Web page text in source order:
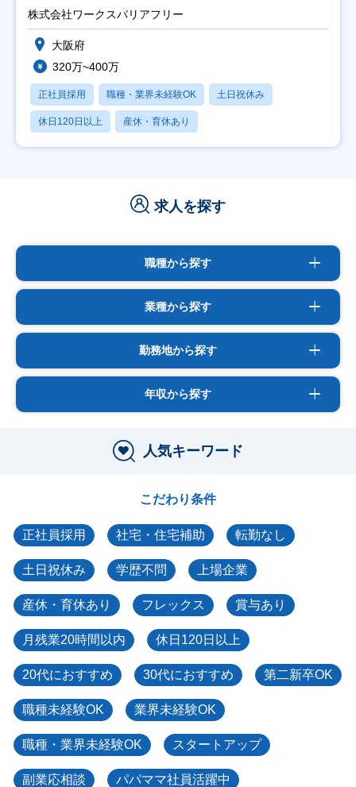
日祝】
株式会社ワークスバリアフリー
大阪府
320万~400万
正社員採用 職種・業界未経験OK 土日祝休み
休日120日以上 産休・育休あり
求人を探す
職種から探す
業種から探す
勤務地から探す
年収から探す
人気キーワード
こだわり条件
正社員採用 社宅・住宅補助 転勤なし
土日祝休み 学歴不問 上場企業
産休・育休あり フレックス 賞与あり
月残業20時間以内 休日120日以上
20代におすすめ 30代におすすめ 第二新卒OK
職種未経験OK 業界未経験OK
職種・業界未経験OK スタートアップ
副業応相談 パパママ社員活躍中